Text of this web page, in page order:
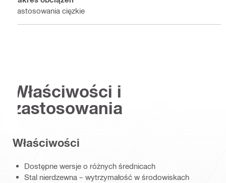
Zastosowania cięzkie
Właściwości i
zastosowania
Właściwości
Dostępne wersje o różnych średnicach
Stal nierdzewna – wytrzymałość w środowiskach